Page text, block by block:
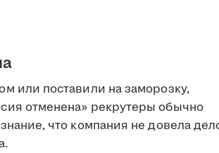
или поставили на заморозку,
отменена» рекрутеры обычно
что компания не довела